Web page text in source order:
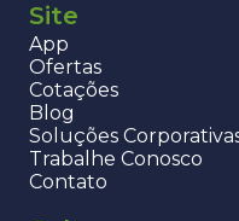
Site
App
Ofertas
Cotações
Blog
Soluções
Trabalhe Conosco
Contato